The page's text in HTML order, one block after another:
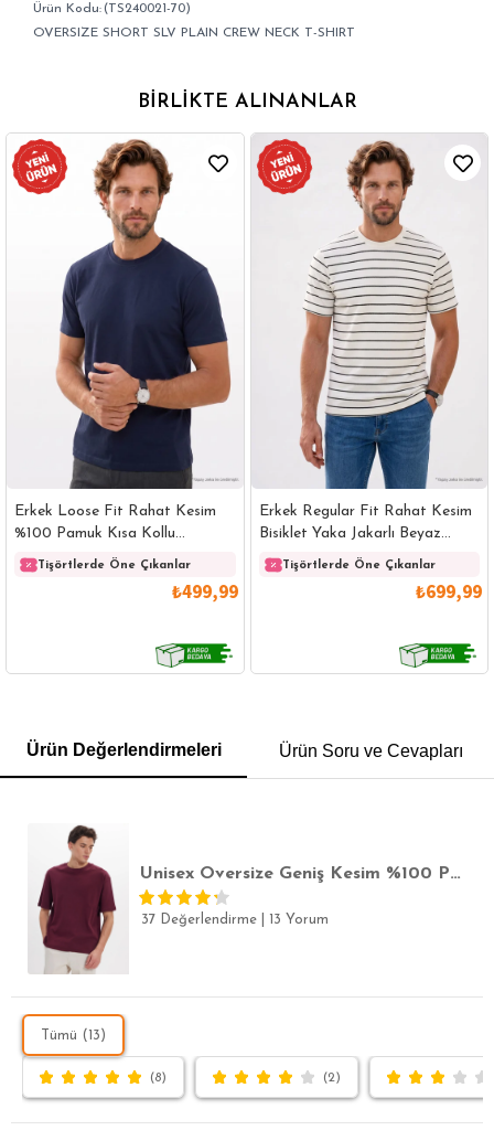
(TS240021-70)
OVERSIZE SHORT SLV PLAIN CREW NECK T-SHIRT
BIRLIKTE ALINANLAR
Erkek Loose Fit Rahat Kesim
%100 Pamuk Kısa Kollu
Lacivert Bisiklet Yaka Tişört
Tişörtlerde Öne Çıkanlar
₺499,99
Erkek Regular Fit Rahat Kesim
Bisiklet Yaka Jakarlı Beyaz
Üzeri Siyah Çizgili Tişört
Tişörtlerde Öne Çıkanlar
₺699,99
POLO YAKA T-SHIRT KEMER BOXER
Ürün Değerlendirmeleri Ürün Soru ve Cevapları
Unisex Oversize Geniş Kesim %100 Pamuk Yumuşak Dokulu Basic Bisiklet Yaka Bordo Tişört
37 Değerlendirme 13 Yorum
Tümü (13)
(8) (2)